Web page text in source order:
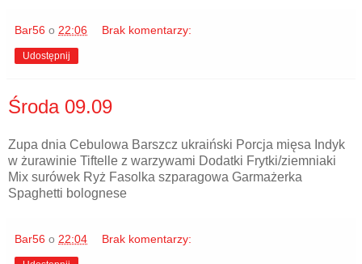
Bar56 o 22:06 Brak komentarzy:
Udostępnij
Środa 09.09
Zupa dnia Cebulowa Barszcz ukraiński Porcja mięsa Indyk
w żurawinie Tiftelle z warzywami Dodatki Frytki/ziemniaki
Mix surówek Ryż Fasolka szparagowa Garmażerka
Spaghetti bolognese
Bar56 o 22:04 Brak komentarzy: